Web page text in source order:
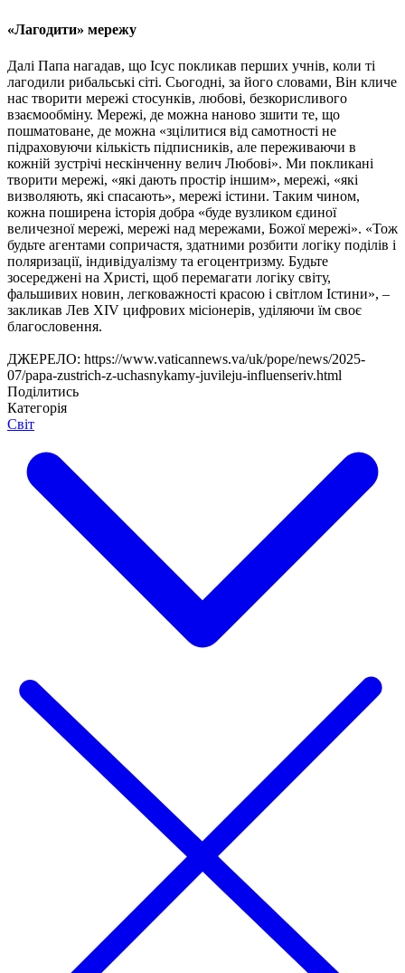
«Лагодити» мережу
Далі Папа нагадав, що Ісус покликав перших учнів, коли ті
лагодили рибальські сіті. Сьогодні, за його словами, Він кличе
нас творити мережі стосунків, любові, безкорисливого
взаємообміну. Мережі, де можна наново зшити те, що
пошматоване, де можна «зцілитися від самотності не
підраховуючи кількість підписників, але переживаючи в
кожній зустрічі нескінченну велич Любові». Ми покликані
творити мережі, «які дають простір іншим», мережі, «які
визволяють, які спасають», мережі істини. Таким чином,
кожна поширена історія добра «буде вузликом єдиної
величезної мережі, мережі над мережами, Божої мережі». «Тож
будьте агентами сопричастя, здатними розбити логіку поділів і
поляризації, індивідуалізму та егоцентризму. Будьте
зосереджені на Христі, щоб перемагати логіку світу,
фальшивих новин, легковажності красою і світлом Істини», –
закликав Лев XIV цифрових місіонерів, уділяючи їм своє
благословення.
ДЖЕРЕЛО: https://www.vaticannews.va/uk/pope/news/2025-
07/papa-zustrich-z-uchasnykamy-juvileju-influenseriv.html
Поділитись
Категорія
Світ